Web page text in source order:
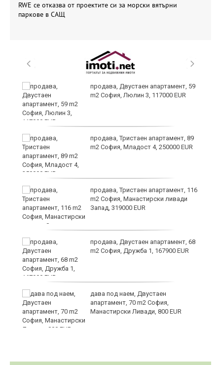
RWE се отказва от проектите си за морски вятърни
паркове в САЩ
продава, Двустаен апартамент, 59
m2 София, Люлин 3, 117000 EUR
продава, Тристаен апартамент, 89
m2 София, Младост 4, 250000 EUR
продава, Тристаен апартамент, 116
m2 София, Манастирски ливади
Запад, 319000 EUR
продава, Двустаен апартамент, 68
m2 София, Дружба 1, 167900 EUR
дава под наем, Двустаен
апартамент, 70 m2 София,
Манастирски Ливади, 800 EUR